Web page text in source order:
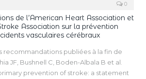
0
de l’American Heart Association et
Association sur la prévention
vasculaires cérébraux
recommandations publiées à la fin de
JF, Bushnell C, Boden-Albala B et al.
prevention of stroke: a statement